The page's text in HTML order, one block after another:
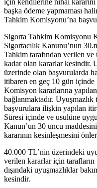
için kendilerine nihai
başka ödeme yapmaması
Tahkim Komisyonu’na
Sigorta Tahkim Komisyonu
Sigortacılık Kanunu’nun
Tahkim tarafından verilen ve
kadar olan kararlar kesindir.
üzerinde olan başvurularda
itibaren en geç 10 gün içinde
Komisyon kararlarına
bağlanmaktadır.
başvurulara ilişkin yapılan
Süresi içinde ve usulüne
Kanun’un 30 uncu
kararının kesinleşmesini
40.000 TL’nin üzerindeki
verilen kararlar için
dışındaki uyuşmazlıklar
kesindir.